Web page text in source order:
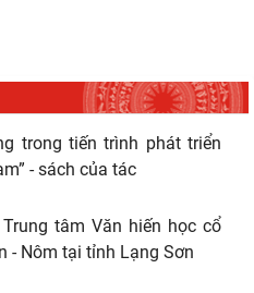
trong tiến trình phát triển
- sách của tác
tâm Văn hiến học cổ
- Nôm tại tỉnh Lạng Sơn